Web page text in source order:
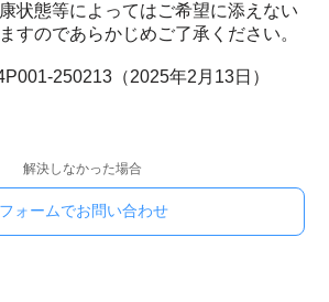
状態等によってはご希望に添えない
すのであらかじめご了承ください。
250213（2025年2月13日）
解決しなかった場合
フォームでお問い合わせ